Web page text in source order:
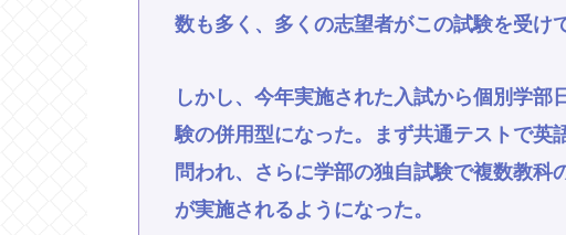
数も多く、多くの志望者がこの試験を受け
しかし、今年実施された入試から個別学部
験の併用型になった。まず共通テストで英
問われ、さらに学部の独自試験で複数教科
が実施されるようになった。